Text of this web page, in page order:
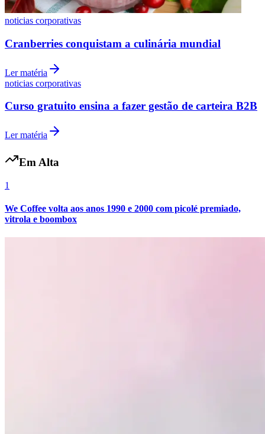
noticias corporativas
Cranberries conquistam a culinária mundial
Ler matéria
noticias corporativas
Curso gratuito ensina a fazer gestão de carteira B2B
Ler matéria
Em Alta
1
We Coffee volta aos anos 1990 e 2000 com picolé premiado,
vitrola e boombox